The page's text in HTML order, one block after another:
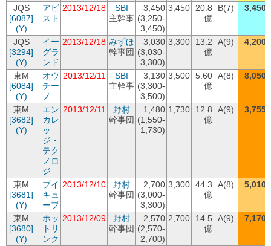
JQS
[6087]
(Y)
アビ
スト
2013/12/18
SBI
主幹事
3,450
(3,250-
3,450)
3,450
20.8
億
B(7) 3,450
JQS
[3294]
(Y)
イー
グラ
ンド
2013/12/18 みずほ
幹事団
3,030
(3,030-
3,300)
3,300
13.2
億
A(9) 4,200
東M
[6084]
(Y)
オウ
チー
ノ
2013/12/11
SBI
主幹事
3,130
(3,300-
3,500)
3,500 5.60
億
A(8) 8,050
東M
[3682]
(Y)
エン
カレ
ッ
ジ・
テク
ノロ
ジ
2013/12/11
野村
幹事団
1,480
(1,550-
1,730)
1,730
12.8
億
A(9) 3,755
東M
[3681]
(Y)
ブイ
キュ
ーブ
2013/12/10
野村
幹事団
2,700
(3,000-
3,300)
3,300 44.3
億
A(8) 5,010
東M
[3680]
(Y)
ホッ
トリ
ンク
2013/12/09
野村
幹事団
2,570
(2,570-
2,700)
2,700
14.5
億
A(9) 7,170